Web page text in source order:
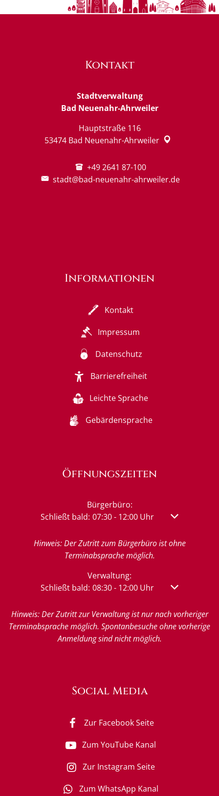
Kontakt
Stadtverwaltung
Bad Neuenahr-Ahrweiler
Hauptstraße 116
53474 Bad Neuenahr-Ahrweiler
+49 2641 87-100
stadt@bad-neuenahr-ahrweiler.de
Informationen
Kontakt
Impressum
Datenschutz
Barrierefreiheit
Leichte Sprache
Gebärdensprache
Öffnungszeiten
Bürgerbüro:
Klicken, um weitere Öffnungs- oder
Schließt bald: 07:30- 12:00 Uhr Von 07:30
Hinweis: Der Zutritt zum Bürgerbüro ist ohne
Terminabsprache möglich.
Verwaltung:
Klicken, um weitere Öffnungs- oder
Schließt bald: 08:30- 12:00 Uhr Von 08:30
Hinweis: Der Zutritt zur Verwaltung ist nur nach vorheriger
Terminabsprache möglich. Spontanbesuche ohne vorherige
Anmeldung sind nicht möglich.
Social Media
Zur Facebook Seite
Zum YouTube Kanal
Zur Instagram Seite
Zum WhatsApp Kanal